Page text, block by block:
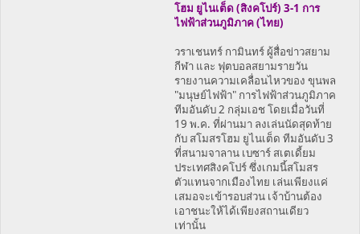
โฮม ยูไนเต็ด (สิงคโปร์) 3-1 การ
ไฟฟ้าส่วนภูมิภาค (ไทย)
วราเชนทร์ กามินทร์ ผู้สื่อข่าวสยาม
กีฬา และ ฟุตบอลสยามรายวัน
รายงานความเคลื่อนไหวของ ขุนพล
"มนุษย์ไฟฟ้า" การไฟฟ้าส่วนภูมิภาค
ทีมอันดับ 2 กลุ่มเอช โดยเมื่อวันที่
19 พ.ค. ที่ผ่านมา ลงเล่นนัดสุดท้าย
กับ สโมสรโฮม ยูไนเต็ด ทีมอันดับ 3
ที่สนามจาลาน เบซาร์ สเตเดี้ยม
ประเทศสิงคโปร์ ซึ่งเกมนี้สโมสร
ตัวแทนจากเมืองไทย เล่นเพียงแค่
เสมอจะเข้ารอบส่วน เจ้าบ้านต้อง
เอาชนะให้ได้เพียงสถานเดียว
เท่านั้น